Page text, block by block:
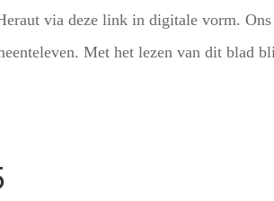
via deze link in digitale vorm. Ons
Met het lezen van dit blad